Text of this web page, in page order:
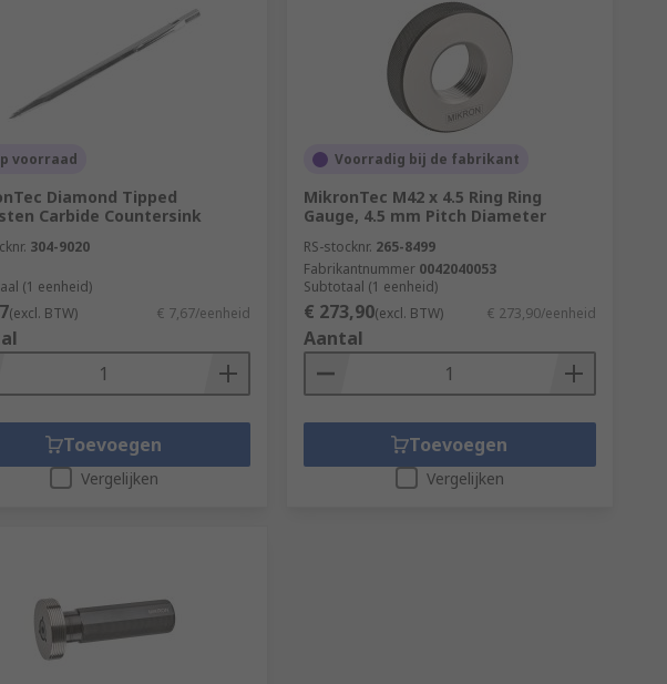
voorraad
Diamond Tipped
Carbide Countersink
304-9020
(1 eenheid)
(excl. BTW) € 7,67/eenheid
Toevoegen
Vergelijken
Voorradig bij de fabrikant
MikronTec M42 x 4.5 Ring Ring
Gauge, 4.5 mm Pitch Diameter
RS-stocknr. 265-8499
Fabrikantnummer 0042040053
Subtotaal (1 eenheid)
€ 273,90(excl. BTW) € 273,90/eenheid
Aantal
Toevoegen
Vergelijken